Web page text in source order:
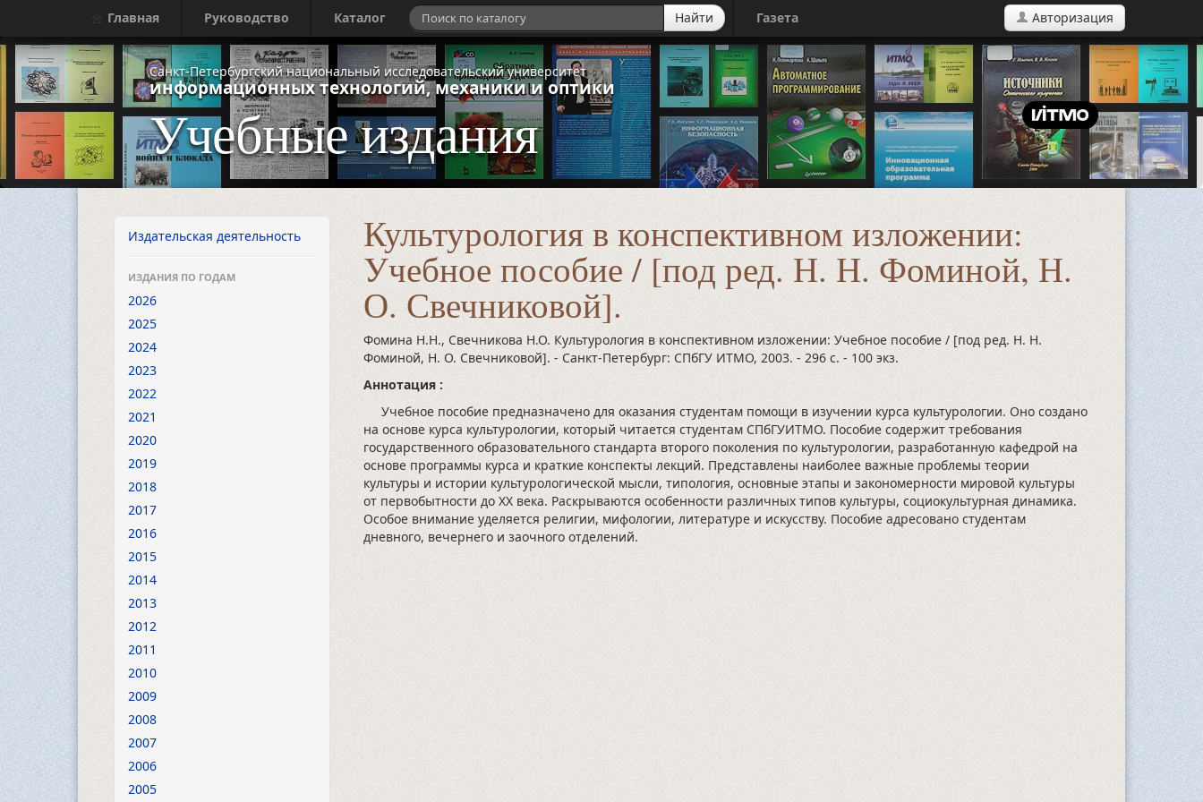
Главная Руководство Каталог Найти Газета Авторизация
Санкт-Петербургский национальный исследовательский университет
информационных технологий, механики и оптики
Учебные издания
Издательская деятельность
ИЗДАНИЯ ПО ГОДАМ
2026
2025
2024
2023
2022
2021
2020
2019
2018
2017
2016
2015
2014
2013
2012
2011
2010
2009
2008
2007
2006
2005
Культурология в конспективном изложении:
Учебное пособие / [под ред. Н. Н. Фоминой, Н.
О. Свечниковой].
Фомина Н.Н., Свечникова Н.О. Культурология в конспективном изложении: Учебное пособие / [под ред. Н. Н.
Фоминой, Н. О. Свечниковой]. - Санкт-Петербург: СПбГУ ИТМО, 2003. - 296 с. - 100 экз.
Аннотация :
Учебное пособие предназначено для оказания студентам помощи в изучении курса культурологии. Оно создано
на основе курса культурологии, который читается студентам СПбГУИТМО. Пособие содержит требования
государственного образовательного стандарта второго поколения по культурологии, разработанную кафедрой на
основе программы курса и краткие конспекты лекций. Представлены наиболее важные проблемы теории
культуры и истории культурологической мысли, типология, основные этапы и закономерности мировой культуры
от первобытности до XX века. Раскрываются особенности различных типов культуры, социокультурная динамика.
Особое внимание уделяется религии, мифологии, литературе и искусству. Пособие адресовано студентам
дневного, вечернего и заочного отделений.